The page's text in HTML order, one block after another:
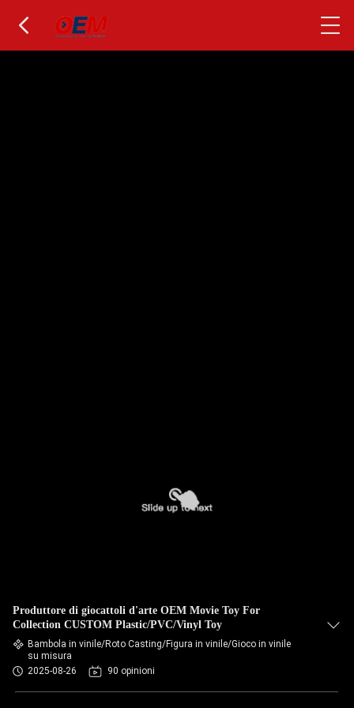
Produttore di giocattoli d'arte OEM Movie Toy For
Collection CUSTOM Plastic/PVC/Vinyl Toy
Bambola in vinile/Roto Casting/Figura in vinile/Gioco in vinile
su misura
2025-08-26
90 opinioni